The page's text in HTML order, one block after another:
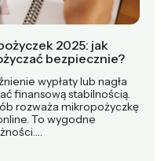
2025: jak
bezpiecznie?
wypłaty lub nagła
finansową stabilnością.
rozważa mikropożyczkę
To wygodne